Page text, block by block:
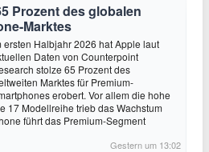
Prozent des globalen
Marktes
ersten Halbjahr 2026 hat Apple laut
Daten von Counterpoint
stolze 65 Prozent des
Marktes für Premium-
erobert. Vor allem die hohe
17 Modellreihe trieb das Wachstum
führt das Premium-Segment
Gestern um 13:02